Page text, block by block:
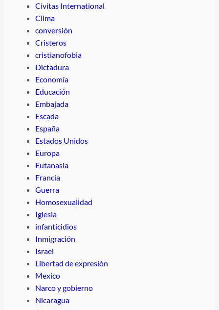
Civitas International
Clima
conversión
Cristeros
cristianofobia
Dictadura
Economía
Educación
Embajada
Escada
España
Estados Unidos
Europa
Eutanasia
Francia
Guerra
Homosexualidad
Iglesia
infanticidios
Inmigración
Israel
Libertad de expresión
Mexico
Narco y gobierno
Nicaragua